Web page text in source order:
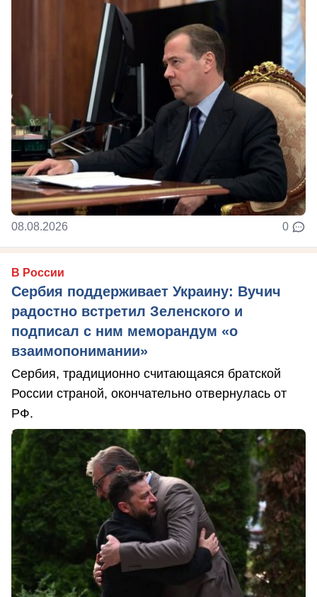
08.08.2026 0
В России
Сербия поддерживает Украину: Вучич
радостно встретил Зеленского и
подписал с ним меморандум «о
взаимопонимании»
Сербия, традиционно считающаяся братской
России страной, окончательно отвернулась от
РФ.